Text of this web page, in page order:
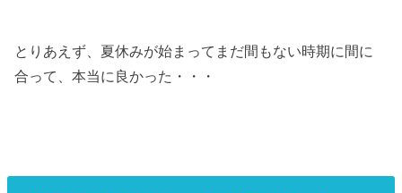
とりあえず、夏休みが始まってまだ間もない時期に間に
合って、本当に良かった・・・